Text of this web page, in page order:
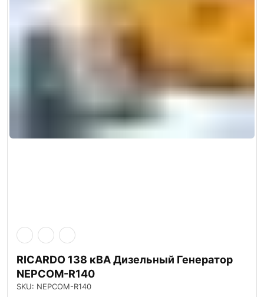
RICARDO 138 кВА Дизельный Генератор
NEPCOM-R140
SKU: NEPCOM-R140